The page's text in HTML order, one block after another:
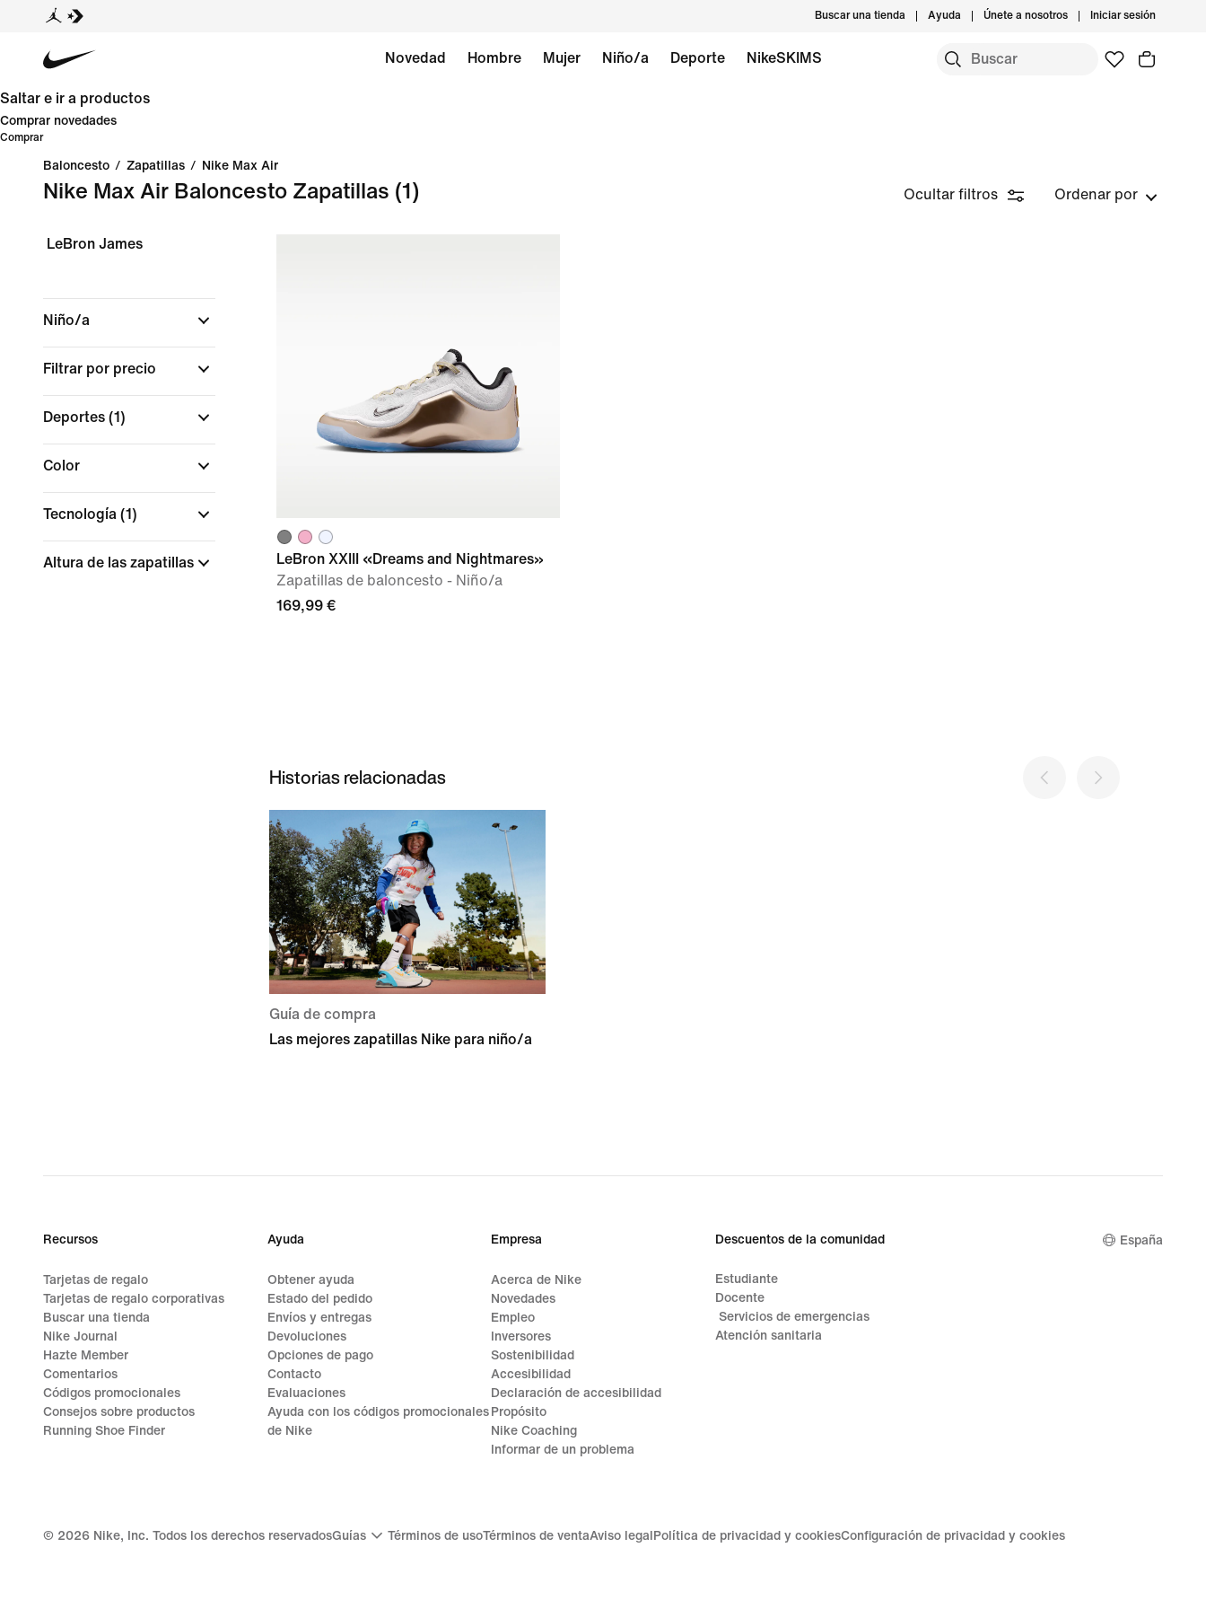
Buscar una tienda Ayuda Únete a nosotros Iniciar sesión
Novedad Hombre Mujer Niño/a Deporte NikeSKIMS
Saltar e ir a productos
Comprar novedades
Comprar
Baloncesto / Zapatillas / Nike Max Air
Nike Max Air Baloncesto Zapatillas (1) Ocultar filtros Ordenar por
LeBron James
Niño/a
Filtrar por precio
Deportes (1)
Color
Tecnología (1)
Altura de las zapatillas
LeBron XXIII «Dreams and Nightmares»
Zapatillas de baloncesto - Niño/a
169,99 €
Historias relacionadas
Guía de compra
Las mejores zapatillas Nike para niño/a
Recursos
Tarjetas de regalo
Tarjetas de regalo corporativas
Buscar una tienda
Nike Journal
Hazte Member
Comentarios
Códigos promocionales
Consejos sobre productos
Running Shoe Finder
Ayuda
Obtener ayuda
Estado del pedido
Envíos y entregas
Devoluciones
Opciones de pago
Contacto
Evaluaciones
Ayuda con los códigos promocionales
de Nike
Empresa
Acerca de Nike
Novedades
Empleo
Inversores
Sostenibilidad
Accesibilidad
Declaración de accesibilidad
Propósito
Nike Coaching
Informar de un problema
Descuentos de la comunidad
Estudiante
Docente
Servicios de emergencias
Atención sanitaria
España
© 2026 Nike, Inc. Todos los derechos reservadosGuías Términos de usoTérminos de ventaAviso legalPolítica de privacidad y cookiesConfiguración de privacidad y cookies